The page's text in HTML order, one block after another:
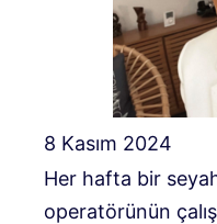
8 Kasım 2024
Her hafta bir
operatörünün